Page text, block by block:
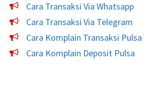
Cara Transaksi Via Whatsapp
Cara Transaksi Via Telegram
Cara Komplain Transaksi Pulsa
Cara Komplain Deposit Pulsa